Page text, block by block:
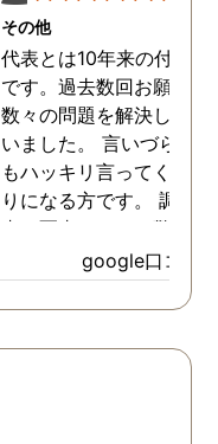
その他
代表とは10年来の付き合
です。過去数回お願いし
数々の問題を解決しても
いました。 言いづらい
もハッキリ言ってくれて
りになる方です。 調査
書の写真もいつも驚かさ
てどうやって撮ったのか
くと面白い話し聞かせて
れますね。 問題がない
google口コミ